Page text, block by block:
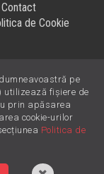
Contact
de Cookie
!
pe
utilizează fișiere de
prin apăsarea
cookie-urilor
Politica de